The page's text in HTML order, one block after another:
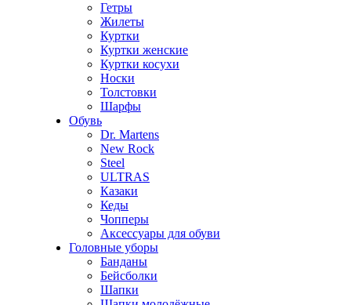
Гетры
Жилеты
Куртки
Куртки женские
Куртки косухи
Носки
Толстовки
Шарфы
Обувь
Dr. Martens
New Rock
Steel
ULTRAS
Казаки
Кеды
Чопперы
Аксессуары для обуви
Головные уборы
Банданы
Бейсболки
Шапки